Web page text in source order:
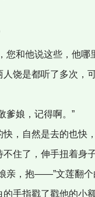
您和他说这些，他哪
饶是都听了多次，
爹娘，记得啊。”
快，自然是去的也快
不住了，伸手扭着身
亲，抱——”文莲翻
手指戳了戳他的小